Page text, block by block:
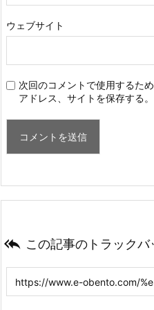
ウェブサイト
次回のコメントで使用するた
アドレス、サイトを保存する。
 この記事のトラックバ